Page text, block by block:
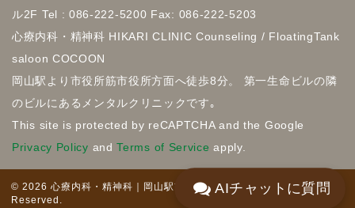
ル2F Tel : 086-222-5200 Fax: 086-222-5203
心療内科・精神科 HIKARI CLINIC Counseling / FloatingTank
saloon COCOON
岡山駅より市役所筋市役所方面へ徒歩8分。 第一生命ビルの隣
のビルにあるメンタルクリニックです｡
This site is protected by reCAPTCHA and the Google
Privacy Policy andTerms of Service apply.
© 2026 心療内科・精神科｜岡山駅前のHIKARI CLINIC. All Rights
Reserved.
AIチャットに質問